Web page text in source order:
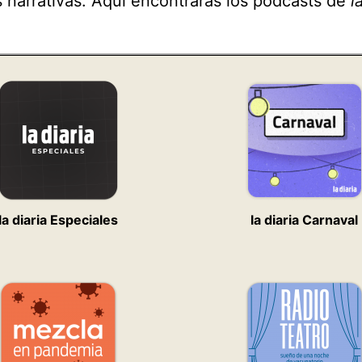
la diaria Especiales la diaria Carnaval